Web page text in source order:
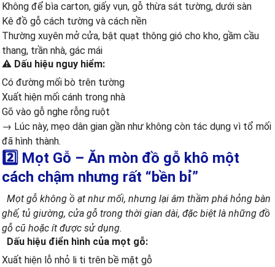
Không để bìa carton, giấy vụn, gỗ thừa sát tường, dưới sàn
Kê đồ gỗ cách tường và cách nền
Thường xuyên mở cửa, bật quạt thông gió cho kho, gầm cầu
thang, trần nhà, gác mái
⚠️ Dấu hiệu nguy hiểm:
Có đường mối bò trên tường
Xuất hiện mối cánh trong nhà
Gõ vào gỗ nghe rỗng ruột
→ Lúc này, mẹo dân gian gần như không còn tác dụng vì tổ mối
đã hình thành.
2️⃣ Mọt Gỗ – Ăn mòn đồ gỗ khô một
cách chậm nhưng rất “bền bỉ”
Mọt gỗ không ồ ạt như mối, nhưng lại âm thầm phá hỏng bàn
ghế, tủ giường, cửa gỗ trong thời gian dài, đặc biệt là những đồ
gỗ cũ hoặc ít được sử dụng.
Dấu hiệu điển hình của mọt gỗ:
Xuất hiện lỗ nhỏ li ti trên bề mặt gỗ